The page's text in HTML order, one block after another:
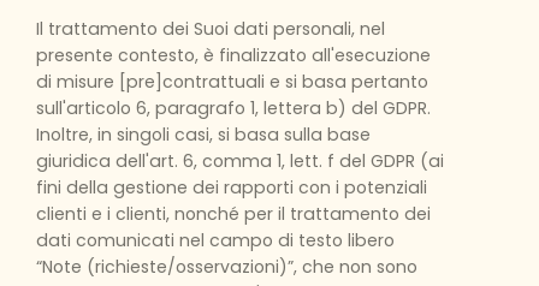
Il trattamento dei Suoi dati personali, nel
presente contesto, è finalizzato all'esecuzione
di misure [pre]contrattuali e si basa pertanto
sull'articolo 6, paragrafo 1, lettera b) del GDPR.
Inoltre, in singoli casi, si basa sulla base
giuridica dell'art. 6, comma 1, lett. f del GDPR (ai
fini della gestione dei rapporti con i potenziali
clienti e i clienti, nonché per il trattamento dei
dati comunicati nel campo di testo libero
“Note (richieste/osservazioni)”, che non sono